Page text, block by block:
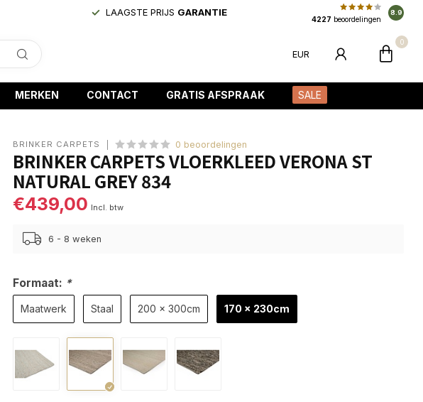
LAAGSTE PRIJS GARANTIE
4227 beoordelingen
8.9
EUR
0
MERKEN CONTACT GRATIS AFSPRAAK SALE
BRINKER CARPETS 0 beoordelingen
BRINKER CARPETS VLOERKLEED VERONA ST
NATURAL GREY 834
€439,00 Incl. btw
6 - 8 weken
Formaat: *
Maatwerk Staal 200 x 300cm 170 x 230cm